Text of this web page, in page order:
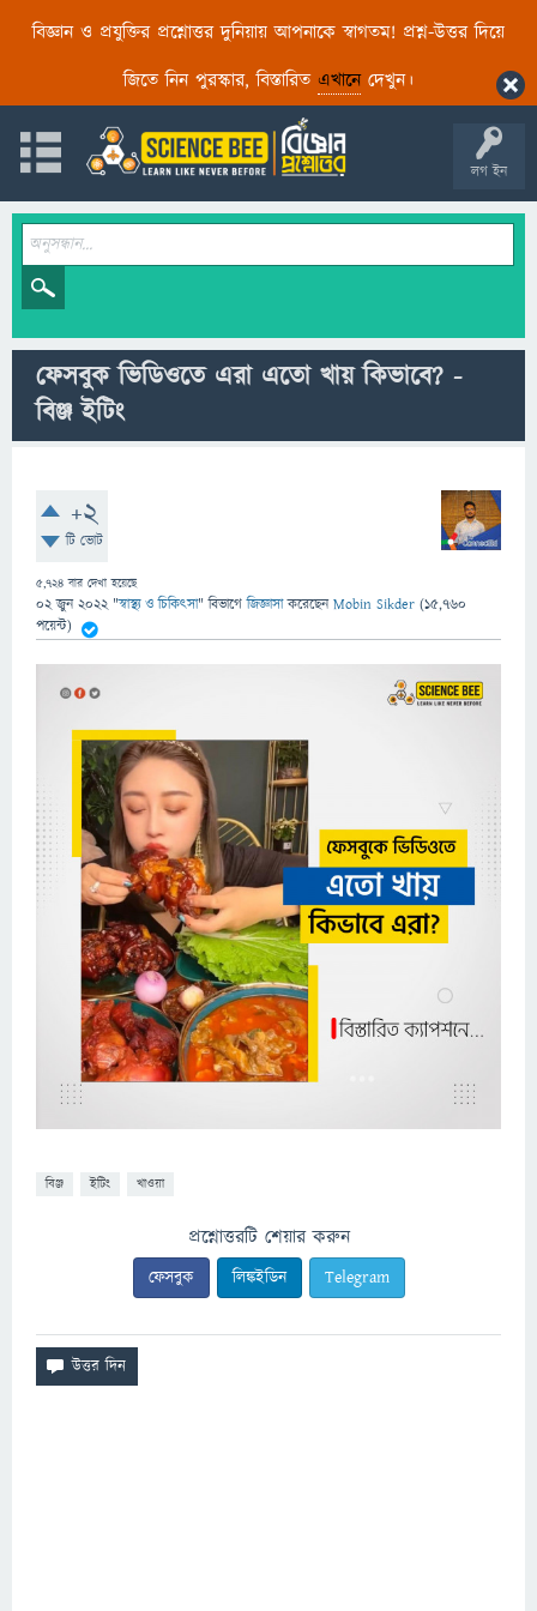
বিজ্ঞান ও প্রযুক্তির প্রশ্নোত্তর দুনিয়ায় আপনাকে স্বাগতম! প্রশ্ন-উত্তর দিয়ে
জিতে নিন পুরস্কার, বিস্তারিত এখানেদেখুন।
লগ ইন
ফেসবুক ভিডিওতে এরা এতো খায় কিভাবে? -
বিঞ্জ ইটিং
+2
টি ভোট
5,724 বার দেখা হয়েছে
02 জুন 2022 "স্বাস্থ্য ও চিকিৎসা" বিভাগে জিজ্ঞাসাকরেছেনMobin Sikder (15,760
পয়েন্ট)
বিঞ্জ ইটিং খাওয়া
প্রশ্নোত্তরটি শেয়ার করুন
ফেসবুক লিঙ্কইডিন Telegram